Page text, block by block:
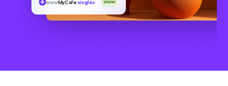
wwwMyCafe.singles उपलब्ध!